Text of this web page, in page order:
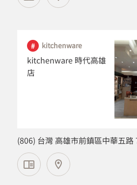
kitchenware
kitchenware 時代高雄
店
(806) 台灣 高雄市前鎮區中華五路